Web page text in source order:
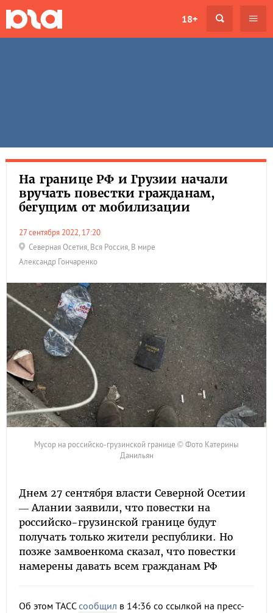
18+
На границе РФ и Грузии начали
вручать повестки гражданам,
бегущим от мобилизации
27 сентября 2022, 17:20
Северная Осетия, Вся Россия, В мире
Александр Гончаренко
Мусор на российско-грузинской границе © Фото Катерины
Данильян
Днем 27 сентября власти Северной Осетии
— Алании заявили, что повестки на
российско-грузинской границе будут
получать только жители республики. Но
позже замвоенкома сказал, что повестки
намерены давать всем гражданам РФ
Об этом ТАССсообщил в 14:36 со ссылкой на пресс-